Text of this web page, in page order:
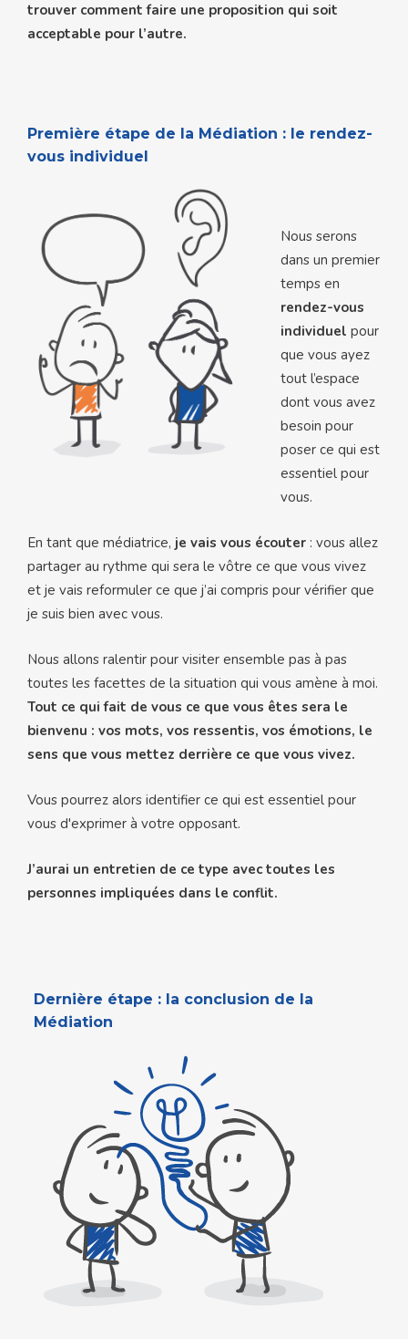
trouver comment faire une proposition qui soit
acceptable pour l’autre.
Première étape de la Médiation : le rendez-
vous individuel
Nous serons
dans un premier
temps en
rendez-vous
individuel pour
que vous ayez
tout l’espace
dont vous avez
besoin pour
poser ce qui est
essentiel pour
vous.
En tant que médiatrice, je vais vous écouter : vous allez
partager au rythme qui sera le vôtre ce que vous vivez
et je vais reformuler ce que j’ai compris pour vérifier que
je suis bien avec vous.
Nous allons ralentir pour visiter ensemble pas à pas
toutes les facettes de la situation qui vous amène à moi.
Tout ce qui fait de vous ce que vous êtes sera le
bienvenu : vos mots, vos ressentis, vos émotions, le
sens que vous mettez derrière ce que vous vivez.
Vous pourrez alors identifier ce qui est essentiel pour
vous d'exprimer à votre opposant.
J’aurai un entretien de ce type avec toutes les
personnes impliquées dans le conflit.
Dernière étape : la conclusion de la
Médiation